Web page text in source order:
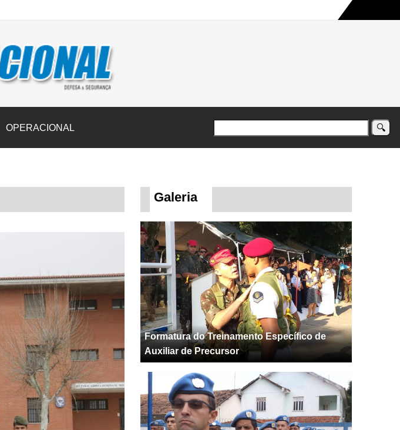
donativos ao Rio Grande do Sul na maior campanha humanitária já registrada no país
OPERACIONAL
Galeria
Formatura do Treinamento Específico de
Auxiliar de Precursor